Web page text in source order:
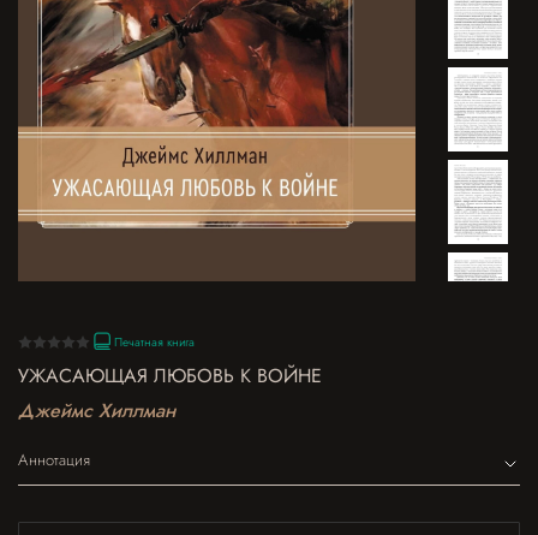
Печатная книга
УЖАСАЮЩАЯ ЛЮБОВЬ К ВОЙНЕ
Джеймс Хиллман
Аннотация